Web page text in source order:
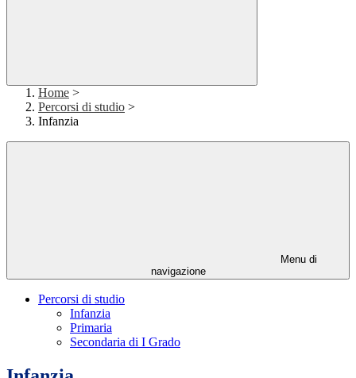
Home >
Percorsi di studio >
Infanzia
Menu di
navigazione
Percorsi di studio
Infanzia
Primaria
Secondaria di I Grado